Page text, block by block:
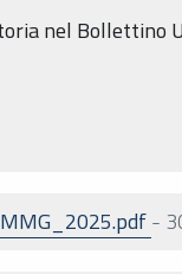
nel Bollettino
-